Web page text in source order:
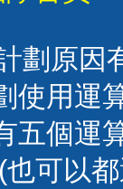
劃原因
使用運
五個運
也可以